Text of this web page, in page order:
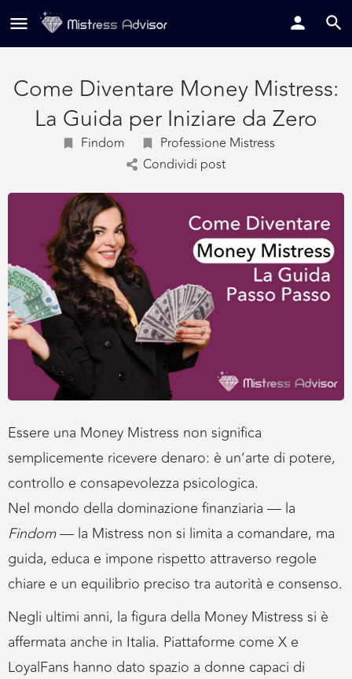
Come Diventare Money Mistress:
La Guida per Iniziare da Zero
Findom
Professione Mistress
Condividi post
Essere una Money Mistress non significa
semplicemente ricevere denaro: è un’arte di potere,
controllo e consapevolezza psicologica.
Nel mondo della dominazione finanziaria — la
Findom— la Mistress non si limita a comandare, ma
guida, educa e impone rispetto attraverso regole
chiare e un equilibrio preciso tra autorità e consenso.
Negli ultimi anni, la figura della Money Mistress si è
affermata anche in Italia. Piattaforme come X e
LoyalFans hanno dato spazio a donne capaci di